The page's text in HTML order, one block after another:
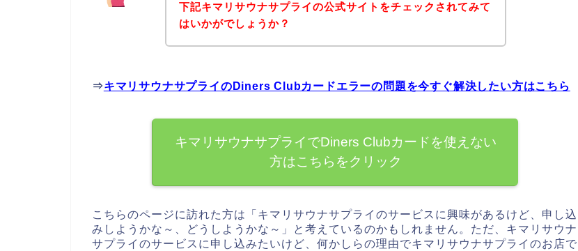
下記キマリサウナサプライの公式サイトをチェックされてみて
はいかがでしょうか？
⇒キマリサウナサプライのDiners Clubカードエラーの問題を今すぐ解決したい方はこちら
キマリサウナサプライでDiners Clubカードを使えない
方はこちらをクリック
こちらのページに訪れた方は「キマリサウナサプライのサービスに興味があるけど、申し込
みしようかな～、どうしようかな～」と考えているのかもしれません。ただ、キマリサウナ
サプライのサービスに申し込みたいけど、何かしらの理由でキマリサウナサプライのお店で